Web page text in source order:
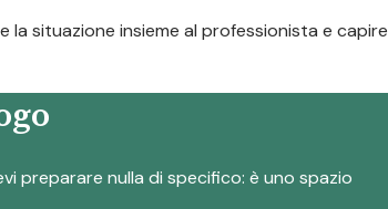
situazione insieme al professionista e capire
preparare nulla di specifico: è uno spazio